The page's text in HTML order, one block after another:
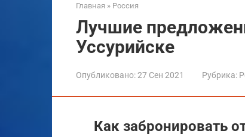
Главная » Россия
Лучшие
Уссурийске
Опубликовано:27 Сен 2021 Рубрика:
Как забронировать